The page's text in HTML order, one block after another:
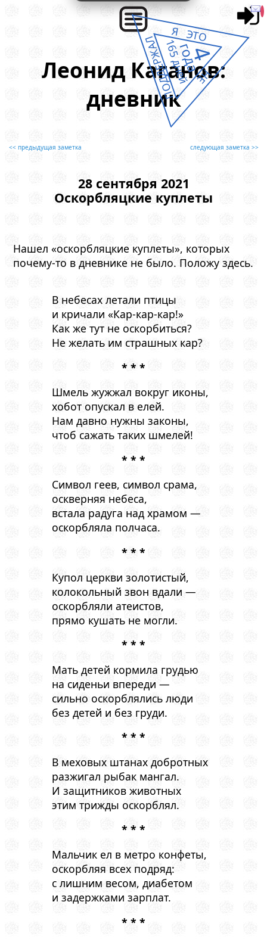
Леонид Каганов:
дневник
<< предыдущая заметка следующая заметка >>
28 сентября 2021
Оскорбляцкие куплеты
Нашел «оскорбляцкие куплеты», которых
почему-то в дневнике не было. Положу здесь.
В небесах летали птицы
и кричали «Кар-кар-кар!»
Как же тут не оскорбиться?
Не желать им страшных кар?
* * *
Шмель жужжал вокруг иконы,
хобот опускал в елей.
Нам давно нужны законы,
чтоб сажать таких шмелей!
* * *
Символ геев, символ срама,
оскверняя небеса,
встала радуга над храмом —
оскорбляла полчаса.
* * *
Купол церкви золотистый,
колокольный звон вдали —
оскорбляли атеистов,
прямо кушать не могли.
* * *
Мать детей кормила грудью
на сиденьи впереди —
сильно оскорблялись люди
без детей и без груди.
* * *
В меховых штанах добротных
разжигал рыбак мангал.
И защитников животных
этим трижды оскорблял.
* * *
Мальчик ел в метро конфеты,
оскорбляя всех подряд:
с лишним весом, диабетом
и задержками зарплат.
* * *
Я ЭТО
НЕ
ПОДДЕРЖАЛ 4
года
165 дней